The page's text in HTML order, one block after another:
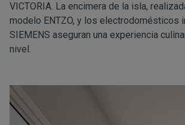
VICTORIA. La encimera de la isla,
modelo ENTZO, y los electrodomésticos
SIEMENS aseguran una experiencia
nivel.